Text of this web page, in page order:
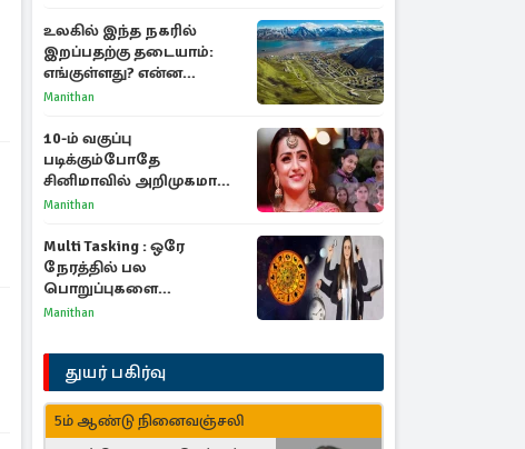
உலகில் இந்த நகரில்
இறப்பதற்கு தடையாம்:
எங்குள்ளது? என்ன
காரணம் தெரியுமா?
Manithan
10-ம் வகுப்பு
படிக்கும்போதே
சினிமாவில் அறிமுகமான
த்ரிஷா! உண்மையை
காந்தி
Manithan
Multi Tasking : ஒரே
நேரத்தில் பல
பொறுப்புகளை
கையாளும் டாப் 3 ராசிகள்!
Manithan
துயர் பகிர்வு
5ம் ஆண்டு நினைவஞ்சலி